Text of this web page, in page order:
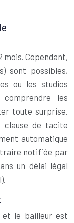
mois. Cependant,
sont possibles,
ou les studios
les
toute surprise.
clause de tacite
automatique
notifiée par
un délai légal
le bailleur est